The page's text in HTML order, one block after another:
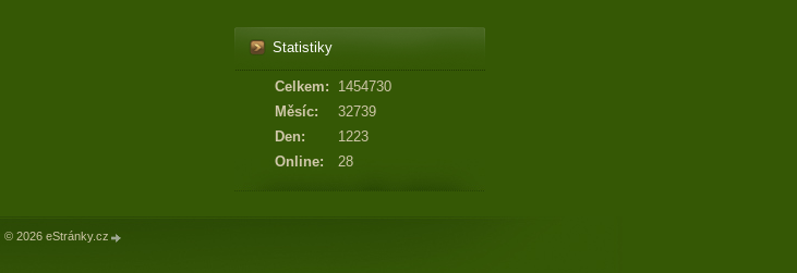
Statistiky
Online: 28
Celkem:
1454730
Měsíc:
32739
Den:
1223
© 2026 eStránky.cz